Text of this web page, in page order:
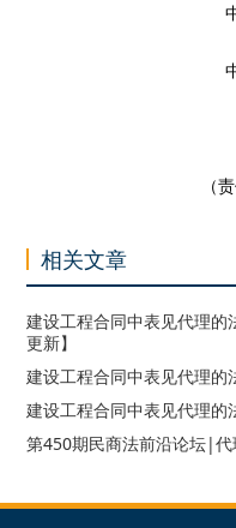
（
相关文章
建设工程合同中表见代理
更新】
建设工程合同中表见代理
建设工程合同中表见代理
第450期民商法前沿论坛|